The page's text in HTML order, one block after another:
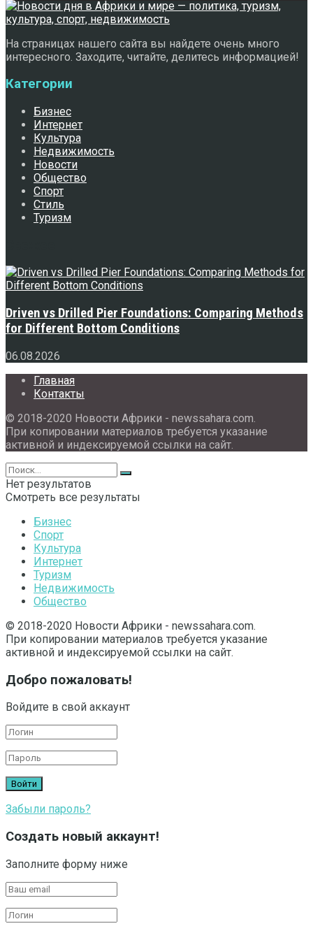
На страницах нашего сайта вы найдете очень много
интересного. Заходите, читайте, делитесь информацией!
Категории
Бизнес
Интернет
Культура
Недвижимость
Новости
Общество
Спорт
Стиль
Туризм
Driven vs Drilled Pier Foundations: Comparing Methods
for Different Bottom Conditions
06.08.2026
Главная
Контакты
© 2018-2020 Новости Африки - newssahara.com.
При копировании материалов требуется указание
активной и индексируемой ссылки на сайт.
Нет результатов
Смотреть все результаты
Бизнес
Спорт
Культура
Интернет
Туризм
Недвижимость
Общество
© 2018-2020 Новости Африки - newssahara.com.
При копировании материалов требуется указание
активной и индексируемой ссылки на сайт.
Добро пожаловать!
Войдите в свой аккаунт
Забыли пароль?
Создать новый аккаунт!
Заполните форму ниже